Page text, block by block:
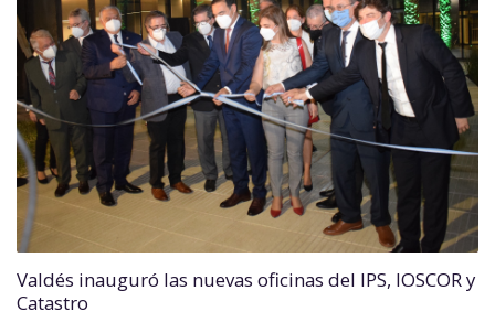
Valdés inauguró las nuevas oficinas del IPS, IOSCOR y
Catastro